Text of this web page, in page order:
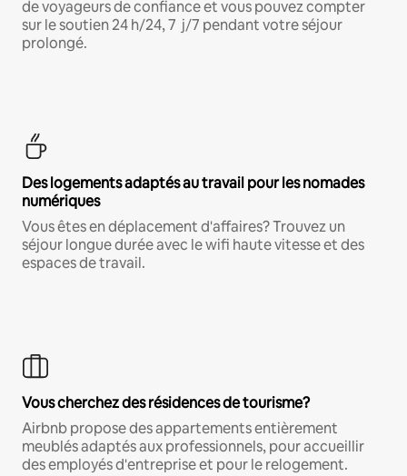
de voyageurs de confiance et vous pouvez compter
sur le soutien 24 h/24, 7 j/7 pendant votre séjour
prolongé.
Des logements adaptés au travail pour les nomades
numériques
Vous êtes en déplacement d'affaires? Trouvez un
séjour longue durée avec le wifi haute vitesse et des
espaces de travail.
Vous cherchez des résidences de tourisme?
Airbnb propose des appartements entièrement
meublés adaptés aux professionnels, pour accueillir
des employés d'entreprise et pour le relogement.